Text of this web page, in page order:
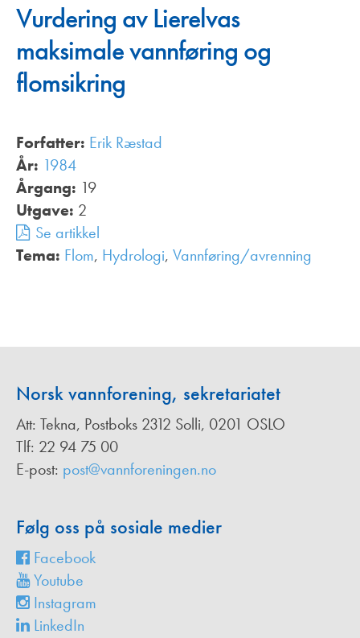
Vurdering av Lierelvas
maksimale vannføring og
flomsikring
Forfatter: Erik Ræstad
År: 1984
Årgang: 19
Utgave: 2
Se artikkel
Tema: Flom, Hydrologi, Vannføring/avrenning
Norsk vannforening, sekretariatet
Att: Tekna, Postboks 2312 Solli, 0201 OSLO
Tlf: 22 94 75 00
E-post: post@vannforeningen.no
Følg oss på sosiale medier
Facebook
Youtube
Instagram
LinkedIn